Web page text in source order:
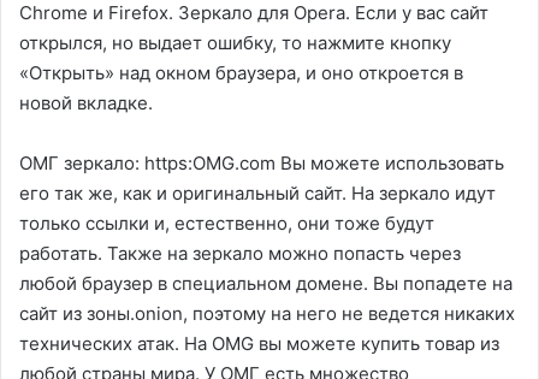
Chrome и Firefox. Зеркало для Opera. Если у вас сайт
открылся, но выдает ошибку, то нажмите кнопку
«Открыть» над окном браузера, и оно откроется в
новой вкладке.
ОМГ зеркало: https:OMG.com Вы можете использовать
его так же, как и оригинальный сайт. На зеркало идут
только ссылки и, естественно, они тоже будут
работать. Также на зеркало можно попасть через
любой браузер в специальном домене. Вы попадете на
сайт из зоны.onion, поэтому на него не ведется никаких
технических атак. На OMG вы можете купить товар из
любой страны мира. У ОМГ есть множество